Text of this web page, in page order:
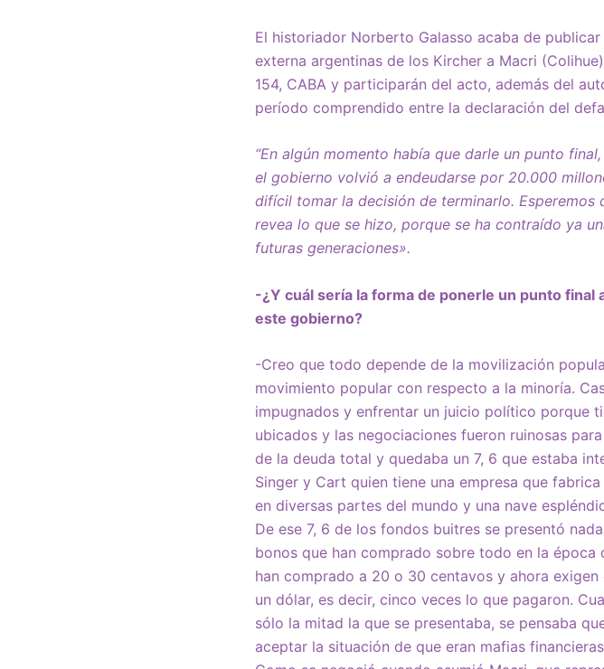
El historiador Norberto Galasso acaba de
externa argentinas de los Kircher a Macri
154, CABA y participarán del acto, además del
período comprendido entre la declaración del
“En algún momento había que darle un punto final,
el gobierno volvió a endeudarse por 20.000
difícil tomar la decisión de terminarlo.
revea lo que se hizo, porque se ha contraído ya
futuras generaciones».
-¿Y cuál sería la forma de ponerle un punto
este gobierno?
-Creo que todo depende de la movilización
movimiento popular con respecto a la minoría.
impugnados y enfrentar un juicio político porque
ubicados y las negociaciones fueron ruinosas
de la deuda total y quedaba un 7, 6 que estaba
Singer y Cart quien tiene una empresa que
en diversas partes del mundo y una nave
De ese 7, 6 de los fondos buitres se presentó
bonos que han comprado sobre todo en la
han comprado a 20 o 30 centavos y ahora
un dólar, es decir, cinco veces lo que pagaron.
sólo la mitad la que se presentaba, se pensaba
aceptar la situación de que eran mafias